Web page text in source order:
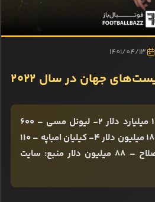
1401/04/13
جهان در سال ۲۰۲۲
۱- کریستیانو رونالدو – ۱ میلیارد دلار ۲- لیونل مسی – ۶۰۰
میلیون دلار ۳- نیمار – ۱۸۲ میلیون دلار ۴- کیلیان امباپه – ۱۱۰
میلیون دلار ۵- محمد صلاح – ۸۸ میلیون دلار منبع: سایت